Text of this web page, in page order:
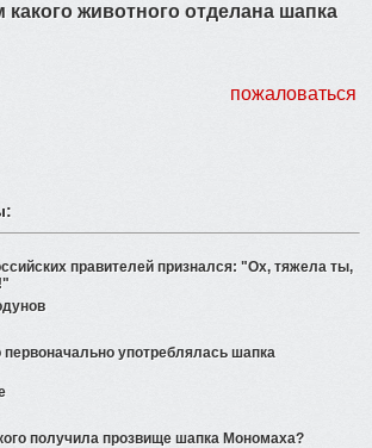
какого животного отделана шапка
пожаловаться
правителей признался: "Ох, тяжела ты,
первоначально употреблялась шапка
получила прозвище шапка Мономаха?